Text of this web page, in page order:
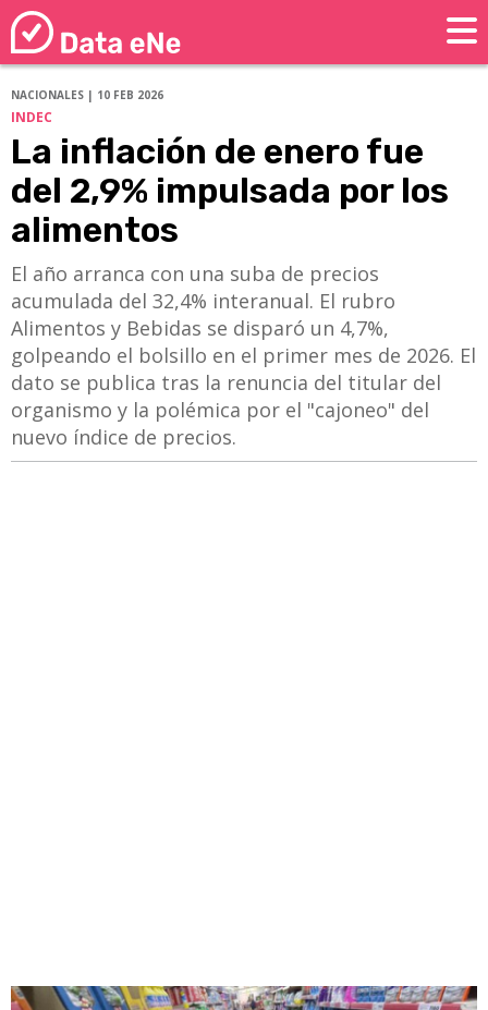
NACIONALES | 10 FEB 2026
INDEC
La inflación de enero fue
del 2,9% impulsada por los
alimentos
El año arranca con una suba de precios
acumulada del 32,4% interanual. El rubro
Alimentos y Bebidas se disparó un 4,7%,
golpeando el bolsillo en el primer mes de 2026. El
dato se publica tras la renuncia del titular del
organismo y la polémica por el "cajoneo" del
nuevo índice de precios.